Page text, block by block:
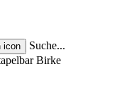
Suche...
Birke